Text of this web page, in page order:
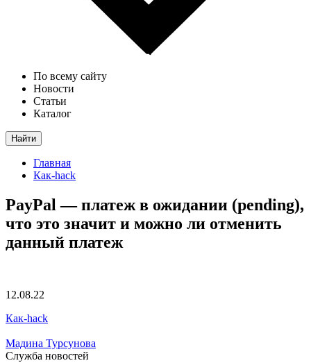
По всему сайту
Новости
Статьи
Каталог
Найти
Главная
Как-hack
PayPal — платеж в ожидании (pending),
что это значит и можно ли отменить
данный платеж
12.08.22
Как-hack
Мадина Турсунова
Служба новостей